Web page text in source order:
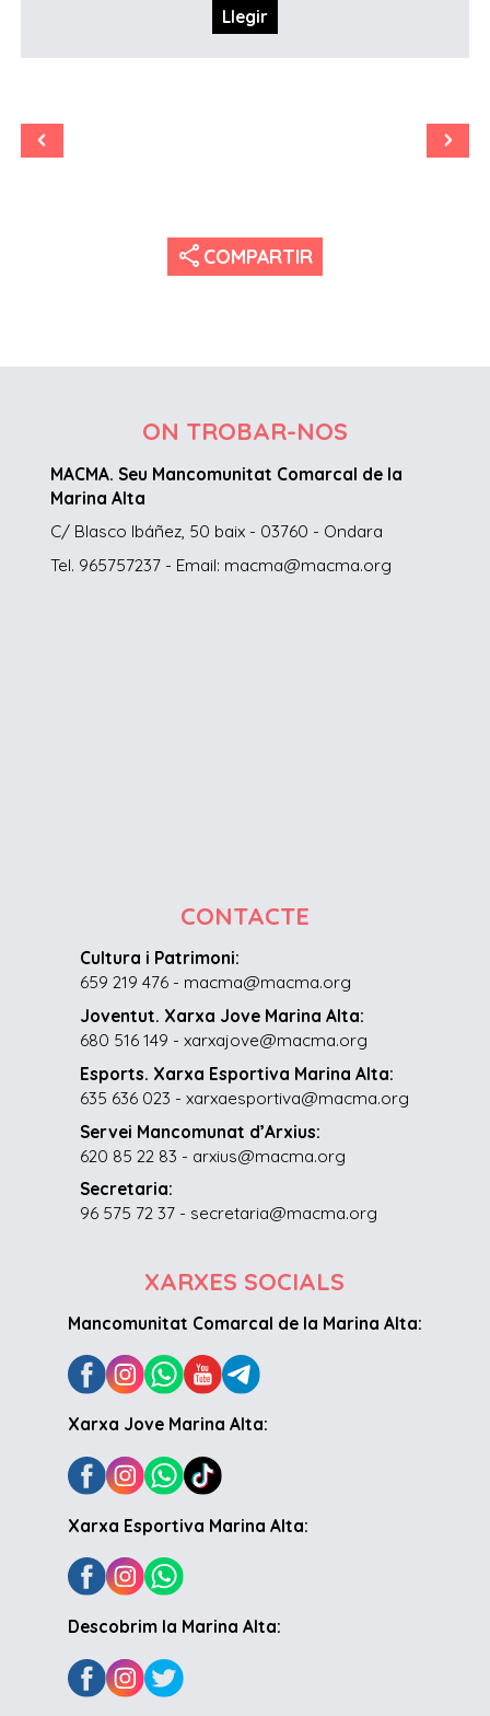
Llegir
share COMPARTIR
ON TROBAR-NOS
MACMA. Seu Mancomunitat Comarcal de la
Marina Alta
C/ Blasco Ibáñez, 50 baix - 03760 - Ondara
Tel. 965757237 - Email: macma@macma.org
CONTACTE
Cultura i Patrimoni:
659 219 476 - macma@macma.org
Joventut. Xarxa Jove Marina Alta:
680 516 149 - xarxajove@macma.org
Esports. Xarxa Esportiva Marina Alta:
635 636 023 - xarxaesportiva@macma.org
Servei Mancomunat d’Arxius:
620 85 22 83 - arxius@macma.org
Secretaria:
96 575 72 37 - secretaria@macma.org
XARXES SOCIALS
Mancomunitat Comarcal de la Marina Alta:
Xarxa Jove Marina Alta:
Xarxa Esportiva Marina Alta:
Descobrim la Marina Alta: